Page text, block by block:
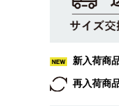
新入荷商
再入荷商